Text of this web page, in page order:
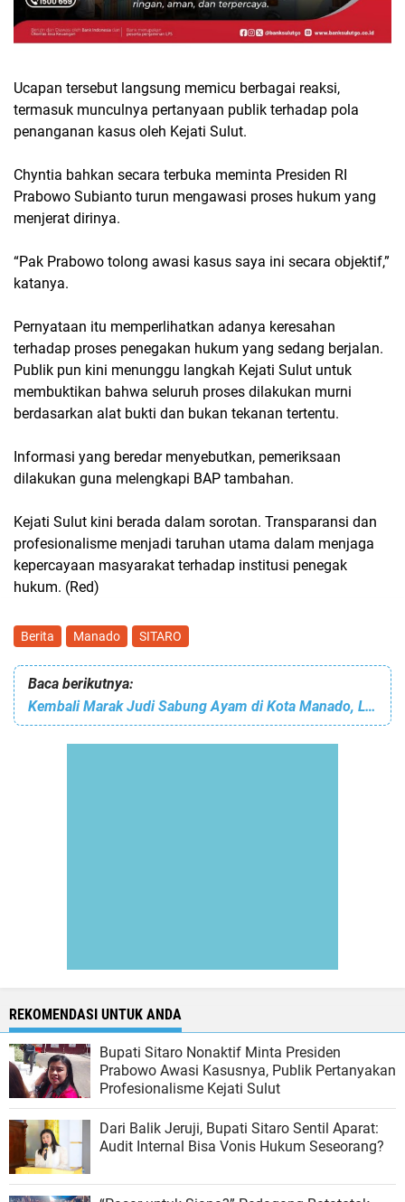
Ucapan tersebut langsung memicu berbagai reaksi,
termasuk munculnya pertanyaan publik terhadap pola
penanganan kasus oleh Kejati Sulut.
Chyntia bahkan secara terbuka meminta Presiden RI
Prabowo Subianto turun mengawasi proses hukum yang
menjerat dirinya.
“Pak Prabowo tolong awasi kasus saya ini secara objektif,”
katanya.
Pernyataan itu memperlihatkan adanya keresahan
terhadap proses penegakan hukum yang sedang berjalan.
Publik pun kini menunggu langkah Kejati Sulut untuk
membuktikan bahwa seluruh proses dilakukan murni
berdasarkan alat bukti dan bukan tekanan tertentu.
Informasi yang beredar menyebutkan, pemeriksaan
dilakukan guna melengkapi BAP tambahan.
Kejati Sulut kini berada dalam sorotan. Transparansi dan
profesionalisme menjadi taruhan utama dalam menjaga
kepercayaan masyarakat terhadap institusi penegak
hukum. (Red)
Berita Manado SITARO
Baca berikutnya:
Kembali Marak Judi Sabung Ayam di Kota Manado, Lokasi Bengkol, Tikala Ares dan Minanga Disorot
REKOMENDASI UNTUK ANDA
Bupati Sitaro Nonaktif Minta Presiden
Prabowo Awasi Kasusnya, Publik Pertanyakan
Profesionalisme Kejati Sulut
Dari Balik Jeruji, Bupati Sitaro Sentil Aparat:
Audit Internal Bisa Vonis Hukum Seseorang?